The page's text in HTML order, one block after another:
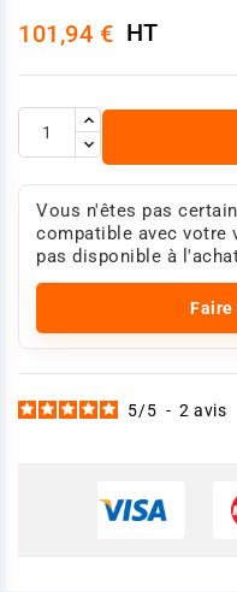
- 7482582816
Photo non contractuelle.
101,94 € HT
Vous n'êtes pas
compatible avec votre
pas disponible à
Faire
5/5 - 2 avis